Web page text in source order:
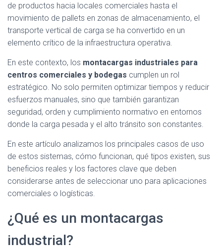
de productos hacia locales comerciales hasta el
movimiento de pallets en zonas de almacenamiento, el
transporte vertical de carga se ha convertido en un
elemento crítico de la infraestructura operativa.
En este contexto, los montacargas industriales para
centros comerciales y bodegas cumplen un rol
estratégico. No solo permiten optimizar tiempos y reducir
esfuerzos manuales, sino que también garantizan
seguridad, orden y cumplimiento normativo en entornos
donde la carga pesada y el alto tránsito son constantes.
En este artículo analizamos los principales casos de uso
de estos sistemas, cómo funcionan, qué tipos existen, sus
beneficios reales y los factores clave que deben
considerarse antes de seleccionar uno para aplicaciones
comerciales o logísticas.
¿Qué es un montacargas
industrial?